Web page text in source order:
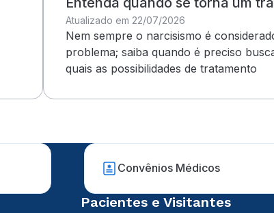
Atualizado em 22/07/2026
Nem sempre o narcisismo é
problema; saiba quando é preciso
quais as possibilidades de tratamento
Convênios Médicos
Pacientes e Visitantes